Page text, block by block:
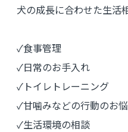
犬の成長に合わせた生活
✓食事管理
✓日常のお手入れ
✓トイレトレーニング
✓甘噛みなどの行動のお
✓生活環境の相談